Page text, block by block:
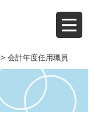
> 会計年度任用職員